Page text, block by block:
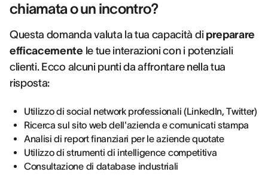
chiamata o un incontro?
Questa domanda valuta la tua capacità di preparare
efficacemente le tue interazioni con i potenziali
clienti. Ecco alcuni punti da affrontare nella tua
risposta:
Utilizzo di social network professionali (LinkedIn, Twitter)
Ricerca sul sito web dell'azienda e comunicati stampa
Analisi di report finanziari per le aziende quotate
Utilizzo di strumenti di intelligence competitiva
Consultazione di database industriali